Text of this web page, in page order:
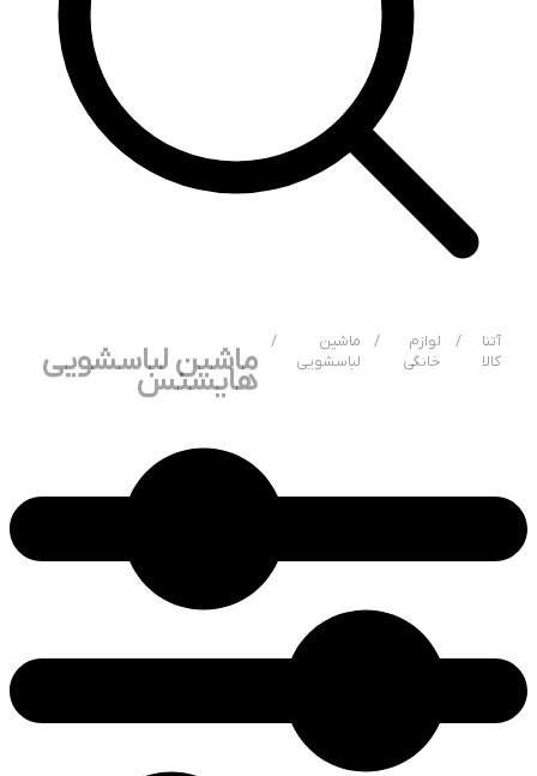
آتنا
کالا
/
لوازم
خانگی
/
ماشین
لباسشویی
/
ماشین لباسشویی
هایسنس